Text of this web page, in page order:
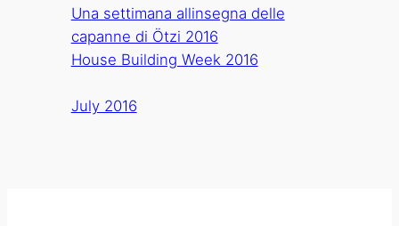
Una settimana allinsegna delle
capanne di Ötzi 2016
House Building Week 2016
July 2016